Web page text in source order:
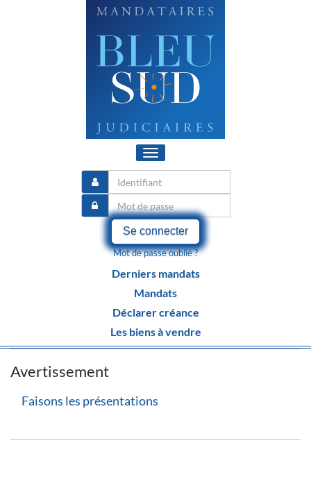
Toggle
navigation
Se connecter
Mot de passe oublié ?
Derniers mandats
Mandats
Déclarer créance
Les biens à vendre
Avertissement
Faisons les présentations